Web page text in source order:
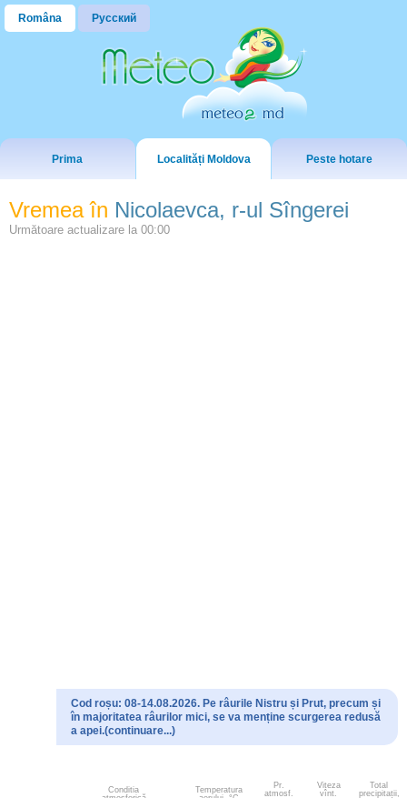
Româna Русский
Prima Localități Moldova Peste hotare
Vremea în Nicolaevca, r-ul Sîngerei
Următoare actualizare la 00:00
Cod roșu: 08-14.08.2026. Pe râurile Nistru și Prut, precum și
în majoritatea râurilor mici, se va menține scurgerea redusă
a apei.(continuare...)
Conditia
Temperatura
Pr.
atmosf.
Viteza
vînt.
Total
precipitații,